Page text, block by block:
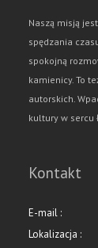
Naszą misją
spędzania
spokojną
kamienicy. To
autorskich.
kultury w sercu
Kontakt
E-mail :
Lokalizacja :